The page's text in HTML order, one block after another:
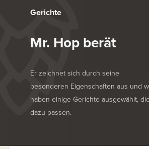
Gerichte
Mr. Hop berät
Er zeichnet sich durch seine
besonderen Eigenschaften aus und
haben einige Gerichte ausgewählt, die
dazu passen.